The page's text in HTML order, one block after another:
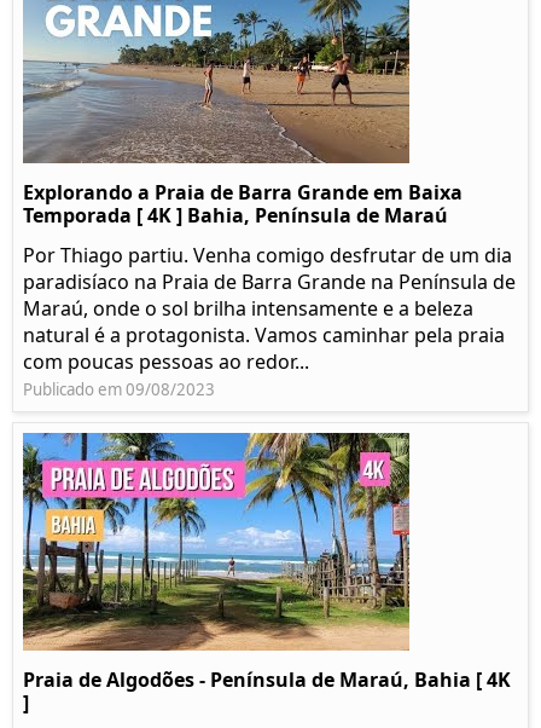
Explorando a Praia de Barra Grande em Baixa
Temporada [ 4K ] Bahia, Península de Maraú
Por Thiago partiu. Venha comigo desfrutar de um dia
paradisíaco na Praia de Barra Grande na Península de
Maraú, onde o sol brilha intensamente e a beleza
natural é a protagonista. Vamos caminhar pela praia
com poucas pessoas ao redor...
Publicado em 09/08/2023
Praia de Algodões - Península de Maraú, Bahia [ 4K
]